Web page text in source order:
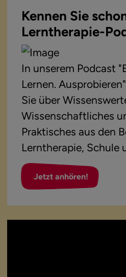
Kennen Sie
Lerntherapie-
In unserem Podcast
Lernen.
Sie über
Wissenschaftliches
Praktisches aus den
Lerntherapie, Schule
Jetzt anhören!